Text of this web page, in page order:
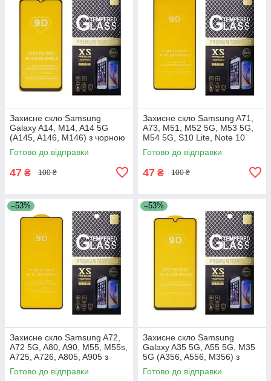
Захисне скло Samsung
Galaxy A14, M14, A14 5G
(A145, A146, M146) з чорною
рамкою
Готово до відправки
47 ₴ 100 ₴
Захисне скло Samsung A71,
A73, M51, M52 5G, M53 5G,
M54 5G, S10 Lite, Note 10
Lite, A715, A716, A725, A736,
M515, M526, M536,
Готово до відправки
47 ₴ 100 ₴
–53%
Захисне скло Samsung A72,
A72 5G, A80, A90, M55, M55s,
A725, A726, A805, A905 з
чорною рамкою
Готово до відправки
–53%
Захисне скло Samsung
Galaxy A35 5G, A55 5G, M35
5G (A356, A556, M356) з
чорною рамкою
Готово до відправки